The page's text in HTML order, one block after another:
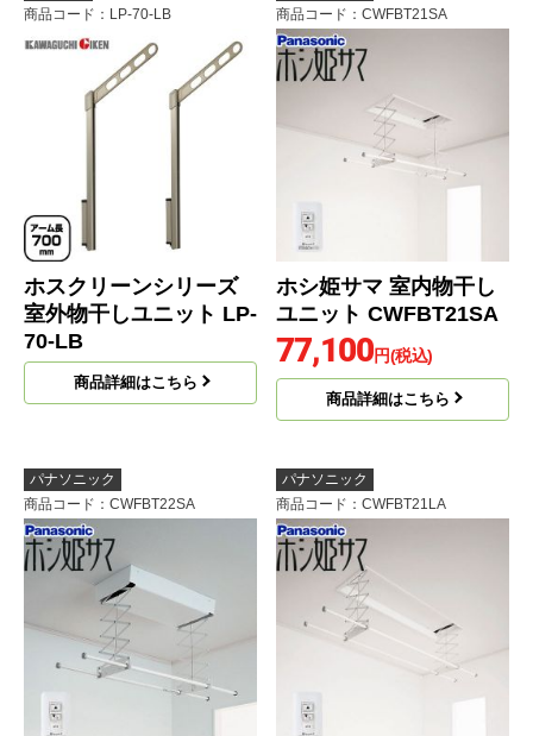
商品コード ：LP-70-LB
ホスクリーンシリーズ
室外物干しユニット LP-
70-LB
商品詳細はこちら
商品コード ：CWFBT21SA
ホシ姫サマ 室内物干し
ユニット CWFBT21SA
77,100円(税込)
商品詳細はこちら
パナソニック
商品コード ：CWFBT22SA
パナソニック
商品コード ：CWFBT21LA